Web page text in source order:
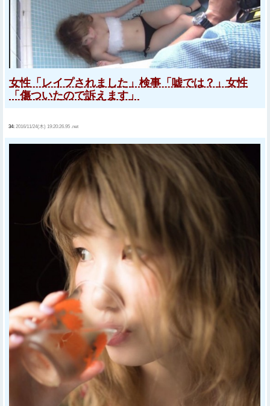
女性「レイプされました」検事「嘘では？」女性
「傷ついたので訴えます」
34: 2016/11/24(木) 19:20:26.95 .net